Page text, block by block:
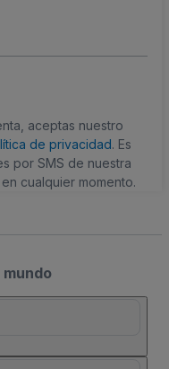
aceptas nuestro
de privacidad. Es
por SMS de nuestra
cualquier momento.